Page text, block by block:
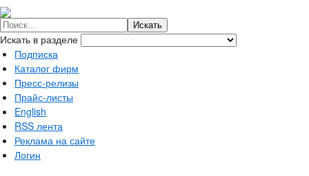
Искать в разделе
Подписка
Каталог фирм
Пресс-релизы
Прайс-листы
English
RSS лента
Реклама на сайте
Логин